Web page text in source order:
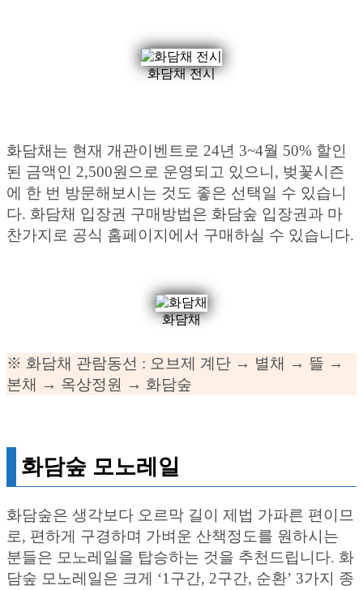
화담채 전시
화담채는 현재 개관이벤트로 24년 3~4월 50% 할인
된 금액인 2,500원으로 운영되고 있으니, 벚꽃시즌
에 한 번 방문해보시는 것도 좋은 선택일 수 있습니
다. 화담채 입장권 구매방법은 화담숲 입장권과 마
찬가지로 공식 홈페이지에서 구매하실 수 있습니다.
화담채
※ 화담채 관람동선 : 오브제 계단 → 별채 → 뜰 →
본채 → 옥상정원 → 화담숲
화담숲 모노레일
화담숲은 생각보다 오르막 길이 제법 가파른 편이므
로, 편하게 구경하며 가벼운 산책정도를 원하시는
분들은 모노레일을 탑승하는 것을 추천드립니다. 화
담숲 모노레일은 크게 ‘1구간, 2구간, 순환’ 3가지 종